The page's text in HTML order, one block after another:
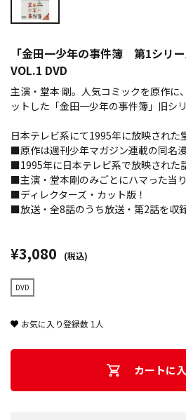
「金田一少年の事件簿 第1シリー
VOL.1 DVD
主演・堂本 剛。人気コミックを原作に
ットした「金田一少年の事件簿」旧シ
日本テレビ系にて1995年に放映された
■原作は週刊少年マガジン連載の同名
■1995年に日本テレビ系で放映された
■主演・堂本剛のみごとにハマった当り
■ディレクターズ・カット版！
■放送・全8話のうち放送・第2話を収
¥3,080 (税込)
DVD
お気に入り登録数 1 人
カートに